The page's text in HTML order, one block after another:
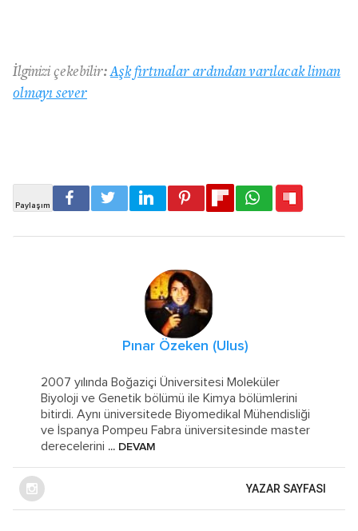
İlginizi çekebilir:Aşk fırtınalar ardından varılacak liman
olmayı sever
Pınar Özeken (Ulus)
2007 yılında Boğaziçi Üniversitesi Moleküler
Biyoloji ve Genetik bölümü ile Kimya bölümlerini
bitirdi. Aynı üniversitede Biyomedikal Mühendisliği
ve İspanya Pompeu Fabra üniversitesinde master
derecelerini ... DEVAM
YAZAR SAYFASI